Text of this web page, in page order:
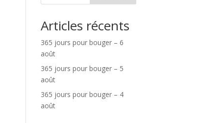
Articles récents
365 jours pour bouger – 6
août
365 jours pour bouger – 5
août
365 jours pour bouger – 4
août